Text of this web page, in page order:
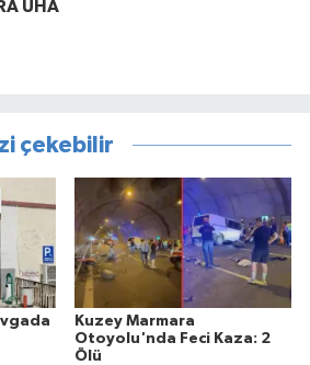
UHA
çekebilir
Kuzey Marmara
Otoyolu'nda Feci Kaza: 2
Ölü